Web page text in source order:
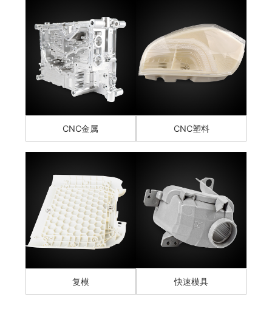
CNC金属 CNC塑料
复模 快速模具